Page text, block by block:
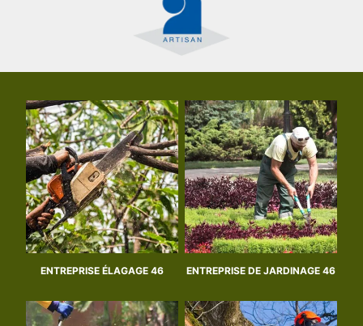
ENTREPRISE ÉLAGAGE 46 ENTREPRISE DE JARDINAGE 46